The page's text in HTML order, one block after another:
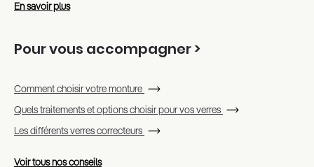
En savoir plus
Pour vous accompagner >
Comment choisir votre monture
Quels traitements et options choisir pour vos verres
Les différents verres correcteurs
Voir tous nos conseils